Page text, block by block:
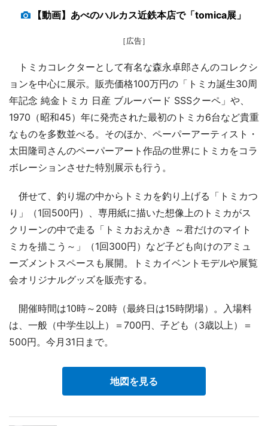
【動画】あべのハルカス近鉄本店で「tomica展」
［広告］
トミカコレクターとして有名な森永卓郎さんのコレクシ
ョンを中心に展示。販売価格100万円の「トミカ誕生30周
年記念 純金トミカ 日産 ブルーバード SSSクーペ」や、
1970（昭和45）年に発売された最初のトミカ6台など貴重
なものを多数並べる。そのほか、ペーパーアーティスト・
太田隆司さんのペーパーアート作品の世界にトミカをコラ
ボレーションさせた特別展示も行う。
併せて、釣り堀の中からトミカを釣り上げる「トミカつ
り」（1回500円）、専用紙に描いた想像上のトミカがス
クリーンの中で走る「トミカおえかき ～君だけのマイト
ミカを描こう～」（1回300円）など子ども向けのアミュ
ーズメントスペースも展開。トミカイベントモデルや展覧
会オリジナルグッズを販売する。
開催時間は10時～20時（最終日は15時閉場）。入場料
は、一般（中学生以上）＝700円、子ども（3歳以上）＝
500円。今月31日まで。
地図を見る